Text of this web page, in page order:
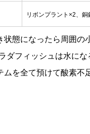
リボンプラント×2、銅
態になったら周囲の
ダフィッシュは水にな
ムを全て預けて酸素不